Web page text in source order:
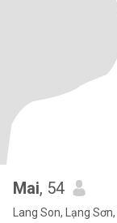
Mai, 54
Lang Son, Lạng